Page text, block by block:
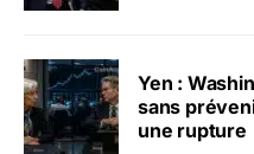
Yen :
sans
une rupture